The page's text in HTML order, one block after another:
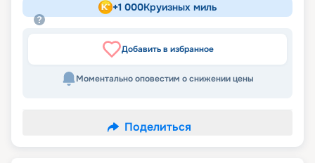
+1 000Круизных миль
Добавить в избранное
Моментально оповестим о снижении цены
Поделиться